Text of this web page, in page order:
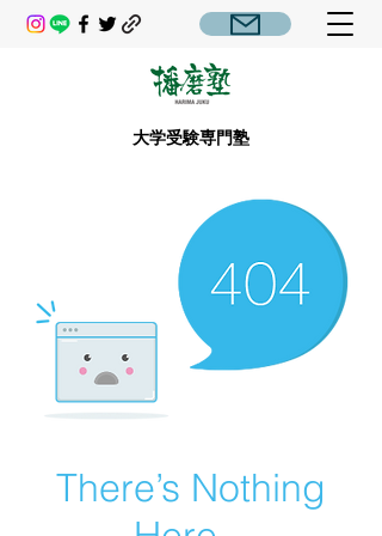
大学受験専門塾
There’s Nothing